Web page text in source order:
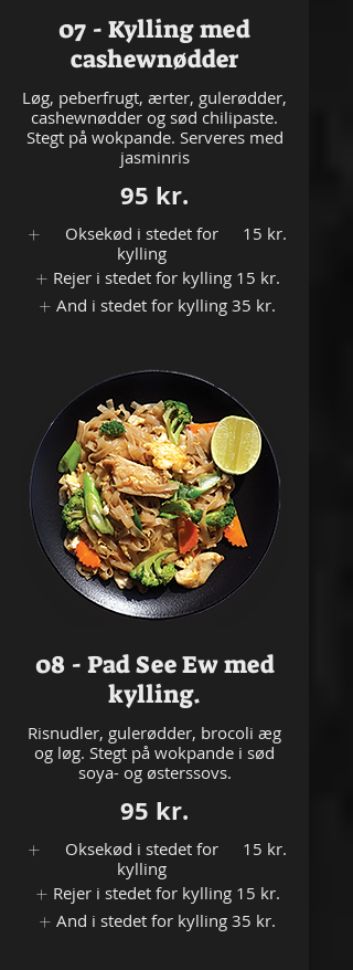
07 - Kylling med
cashewnødder
Løg, peberfrugt, ærter, gulerødder,
cashewnødder og sød chilipaste.
Stegt på wokpande. Serveres med
jasminris
95 kr.
Oksekød i stedet for
kylling
15 kr.
Rejer i stedet for kylling 15 kr.
And i stedet for kylling 35 kr.
08 - Pad See Ew med
kylling.
Risnudler, gulerødder, brocoli æg
og løg. Stegt på wokpande i sød
soya- og østerssovs.
95 kr.
Oksekød i stedet for
kylling
15 kr.
Rejer i stedet for kylling 15 kr.
And i stedet for kylling 35 kr.